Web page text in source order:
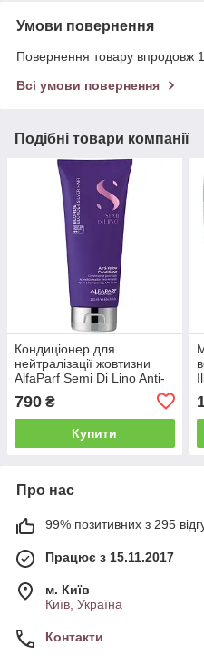
Умови повернення
Повернення товару впродовж
Всі умови повернення
Подібні товари компанії
Кондиціонер для
нейтралізації жовтизни
AlfaParf Semi Di Lino Anti-
Yellow Conditioner, 200 мл
(Alf22)
790 ₴
Купити
Про нас
99% позитивних з 295
Працює з 15.11.2017
м. Київ
Київ, Україна
Контакти